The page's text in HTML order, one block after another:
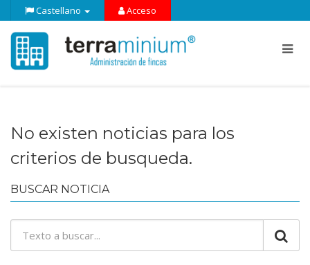
Castellano Acceso
No existen noticias para los
criterios de busqueda.
BUSCAR NOTICIA